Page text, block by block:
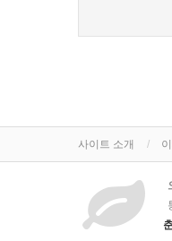
사이트 소개